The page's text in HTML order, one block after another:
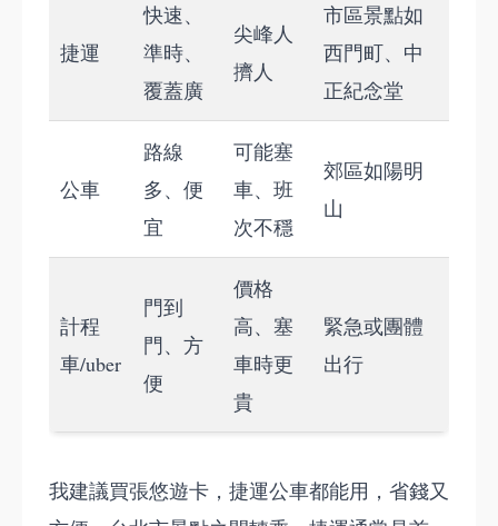
捷運
快速、
準時、
覆蓋廣
尖峰人
擠人
市區景點如
西門町、中
正紀念堂
公車
路線
多、便
宜
可能塞
車、班
次不穩
郊區如陽明
山
計程
車/uber
門到
門、方
便
價格
高、塞
車時更
貴
緊急或團體
出行
我建議買張悠遊卡，捷運公車都能用，省錢又